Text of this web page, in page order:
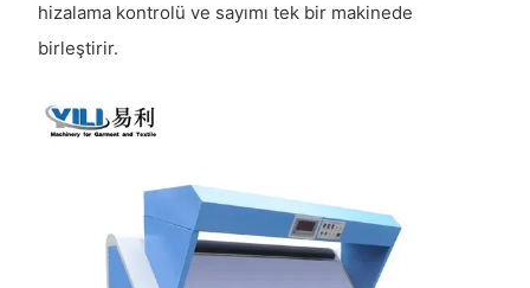
hizalama kontrolü ve sayımı tek bir makinede
birleştirir.